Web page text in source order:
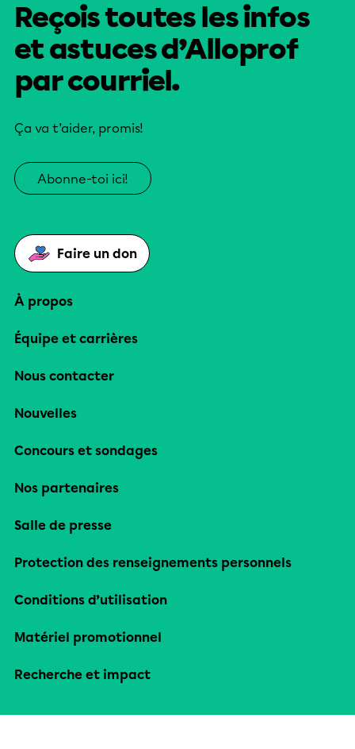
Reçois toutes les infos
et astuces d’Alloprof
par courriel.
Ça va t’aider, promis!
Abonne-toi ici!
Faire un don
À propos
Équipe et carrières
Nous contacter
Nouvelles
Concours et sondages
Nos partenaires
Salle de presse
Protection des renseignements personnels
Conditions d’utilisation
Matériel promotionnel
Recherche et impact